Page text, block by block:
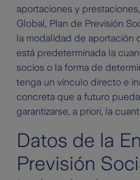
aportaciones y
Global, Plan de Previsión
la modalidad de aportación
está predeterminada la
socios o la forma de
tenga un vínculo directo e
concreta que a futuro
garantizarse, a priori, la
Datos de la
Previsión